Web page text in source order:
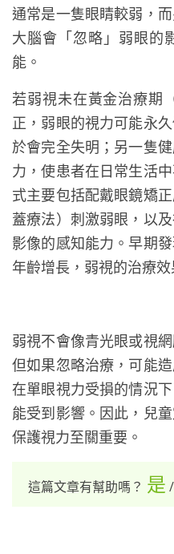
通常是一隻眼睛較弱，
大腦會「忽略」弱眼的
能。
若弱視未在黃金治療期
正，弱眼的視力可能永
於會完全失明；另一隻
力，使患者在日常生活
式主要包括配戴眼鏡矯
蓋療法）刺激弱眼，以
影像的感知能力。早期
年齡增長，弱視的治療效
弱視不會像青光眼或視
但如果忽略治療，可能
在單眼視力受損的情況
能受到影響。因此，兒
保護視力至關重要。
這篇文章有幫助嗎？ 是 /